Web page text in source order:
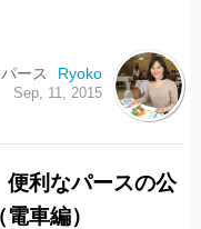
パース Ryoko
Sep, 11, 2015
利なパースの公
車編）